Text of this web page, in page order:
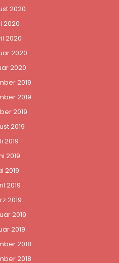
2020
2020
2020
2020
2020
2019
2019
2019
2019
2019
2019
2019
2019
2019
2019
2019
2018
2018